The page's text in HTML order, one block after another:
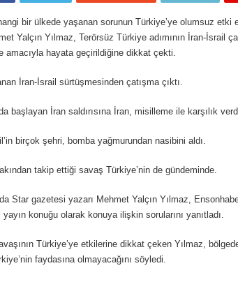
bir ülkede yaşanan sorunun Türkiye’ye olumsuz etki
Yalçın Yılmaz, Terörsüz Türkiye adımının İran-İsrail
amacıyla hayata geçirildiğine dikkat çekti.
İran-İsrail sürtüşmesinden çatışma çıktı.
başlayan İran saldırısına İran, misilleme ile karşılık
birçok şehri, bomba yağmurundan nasibini aldı.
takip ettiği savaş Türkiye’nin de gündeminde.
Star gazetesi yazarı Mehmet Yalçın Yılmaz,
yayın konuğu olarak konuya ilişkin sorularını yanıtladı.
Türkiye’ye etkilerine dikkat çeken Yılmaz,
faydasına olmayacağını söyledi.